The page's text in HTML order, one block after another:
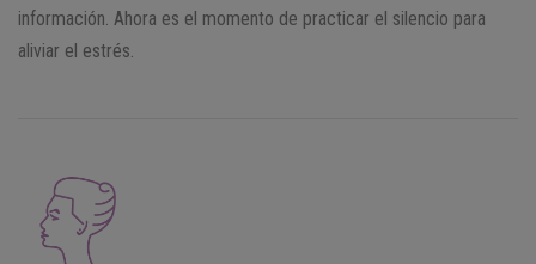
información. Ahora es el momento de practicar el silencio para
aliviar el estrés.